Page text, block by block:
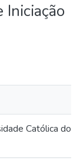
Iniciação
Católica do